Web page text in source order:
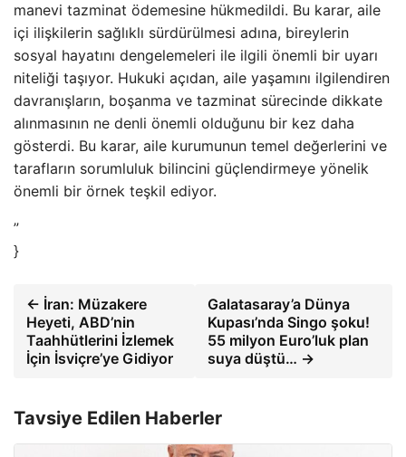
manevi tazminat ödemesine hükmedildi. Bu karar, aile
içi ilişkilerin sağlıklı sürdürülmesi adına, bireylerin
sosyal hayatını dengelemeleri ile ilgili önemli bir uyarı
niteliği taşıyor. Hukuki açıdan, aile yaşamını ilgilendiren
davranışların, boşanma ve tazminat sürecinde dikkate
alınmasının ne denli önemli olduğunu bir kez daha
gösterdi. Bu karar, aile kurumunun temel değerlerini ve
tarafların sorumluluk bilincini güçlendirmeye yönelik
önemli bir örnek teşkil ediyor.
”
}
← İran: Müzakere
Heyeti, ABD’nin
Taahhütlerini İzlemek
İçin İsviçre’ye Gidiyor
Galatasaray’a Dünya
Kupası’nda Singo şoku!
55 milyon Euro’luk plan
suya düştü… →
Tavsiye Edilen Haberler